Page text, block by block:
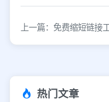
热门文章